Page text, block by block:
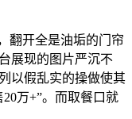
开全是油垢的门帘
展现的图片严沉不
以假乱实的操做使其
万+”。而取餐口就